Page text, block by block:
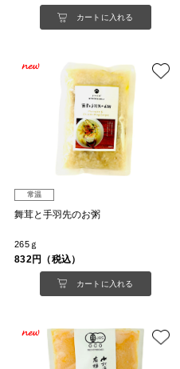
カートに入れる
常温
舞茸と手羽先のお粥
265ｇ
832円（税込）
カートに入れる